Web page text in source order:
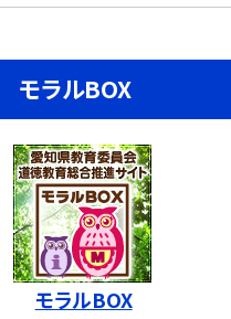
モラルBOX
モラルBOX